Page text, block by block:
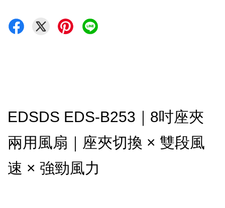
EDSDS EDS-B253｜8吋座夾
兩用風扇｜座夾切換 × 雙段風
速 × 強勁風力